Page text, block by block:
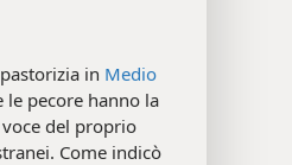
in Medio
le pecore hanno la
del proprio
Come indicò